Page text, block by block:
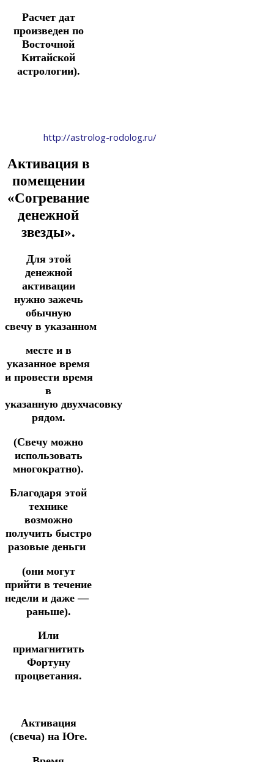
Расчет дат
произведен по
Восточной
Китайской
астрологии).
http://astrolog-rodolog.ru/
Активация в
помещении
«Согревание
денежной
звезды».
Для этой
денежной
активации
нужно зажечь
обычную
свечу в указанном
месте и в
указанное время
и провести время
в
указанную двухчасовку
рядом.
(Свечу можно
использовать
многократно).
Благодаря этой
технике
возможно
получить быстро
разовые деньги
(они могут
прийти в течение
недели и даже —
раньше).
Или
примагнитить
Фортуну
процветания.
Активация
(свеча) на Юге.